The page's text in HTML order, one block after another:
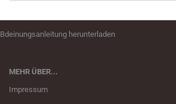
Bdeinungsanleitung herunterladen
MEHR ÜBER...
Impressum